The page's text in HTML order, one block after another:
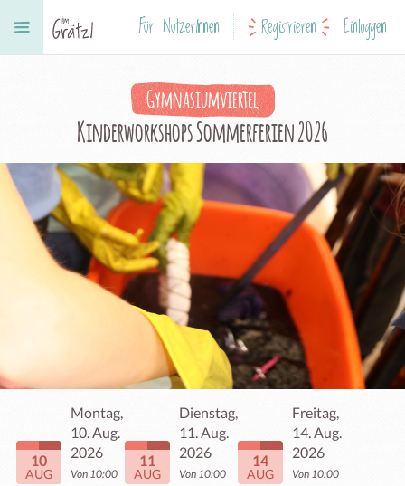
Für NutzerInnen Registrieren Einloggen
Gymnasiumviertel
Kinderworkshops Sommerferien 2026
10
AUG
Montag,
10. Aug.
2026
Von 10:00
11
AUG
Dienstag,
11. Aug.
2026
Von 10:00
14
AUG
Freitag,
14. Aug.
2026
Von 10:00